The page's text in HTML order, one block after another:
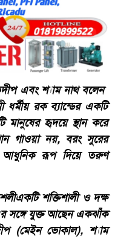
এবং শ্যাম নাথ বলেন
ধর্মীয় রক ব্যান্ডের একটি
মানুষের হৃদয়ে স্থান করে
গাওয়া নয়, বরং সুরের
আধুনিক রূপ দিয়ে তরুণ
শক্তিশালী ও দক্ষ
সঙ্গে যুক্ত আছেন একঝাঁক
(মেইন ভোকাল), শ্যাম